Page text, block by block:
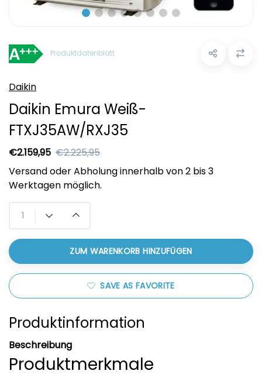
Produktdatenblatt
Daikin
Daikin Emura Weiß-
FTXJ35AW/RXJ35
€2.159,95 €2.225,95
Versand oder Abholung innerhalb von 2 bis 3
Werktagen möglich.
ZUM WARENKORB HINZUFÜGEN
SAVE AS FAVORITE
Produktinformation
Beschreibung
Produktmerkmale